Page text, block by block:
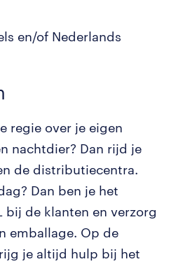
en/of Nederlands
regie over je eigen
nachtdier? Dan rijd je
de distributiecentra.
Dan ben je het
bij de klanten en verzorg
emballage. Op de
je altijd hulp bij het